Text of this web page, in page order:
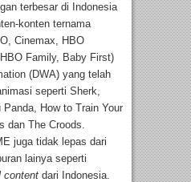
terbesar di Indonesia
konten ternama
Cinemax, HBO
Family, Baby First)
(DWA) yang telah
seperti Sherk,
Panda, How to Train Your
dan The Croods.
juga tidak lepas dari
lainya seperti
content dari Indonesia.